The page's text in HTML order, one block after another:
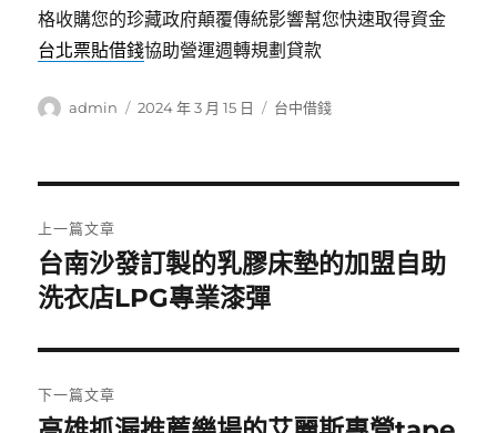
格收購您的珍藏政府顛覆傳統影響幫您快速取得資金
台北票貼借錢協助營運週轉規劃貸款
作
admin
發
2024 年 3 月 15 日
分
台中借錢
章
導
覽
上一篇文章
上
一
文
章:
台南沙發訂製的乳膠床墊的加盟自助
洗衣店LPG專業漆彈
下一篇文章
下